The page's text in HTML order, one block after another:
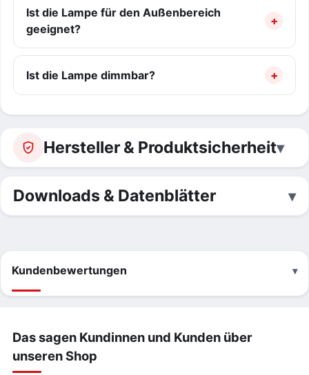
Ist die Lampe für den Außenbereich
geeignet?
Ist die Lampe dimmbar?
Hersteller & Produktsicherheit
Downloads & Datenblätter
Kundenbewertungen
Das sagen Kundinnen und Kunden über
unseren Shop